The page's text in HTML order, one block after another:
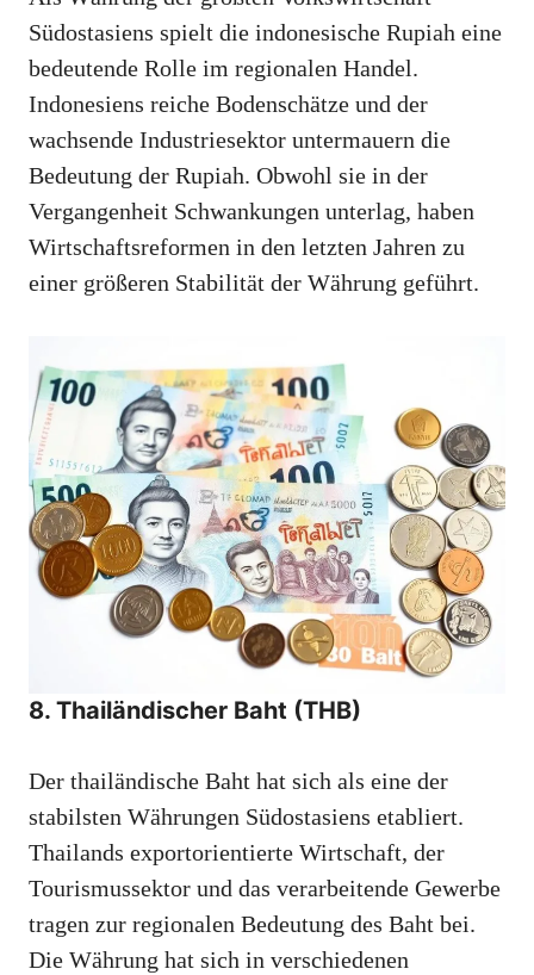
Südostasiens spielt die indonesische Rupiah eine
bedeutende Rolle im regionalen Handel.
Indonesiens reiche Bodenschätze und der
wachsende Industriesektor untermauern die
Bedeutung der Rupiah. Obwohl sie in der
Vergangenheit Schwankungen unterlag, haben
Wirtschaftsreformen in den letzten Jahren zu
einer größeren Stabilität der Währung geführt.
8. Thailändischer Baht (THB)
Der thailändische Baht hat sich als eine der
stabilsten Währungen Südostasiens etabliert.
Thailands exportorientierte Wirtschaft, der
Tourismussektor und das verarbeitende Gewerbe
tragen zur regionalen Bedeutung des Baht bei.
Die Währung hat sich in verschiedenen